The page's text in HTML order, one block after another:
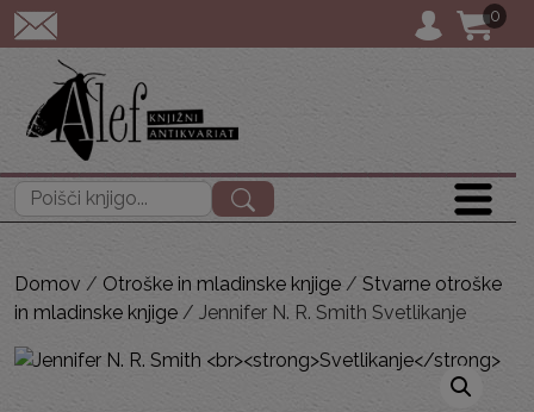
POŠTNINA:0
Išči:
Domov / Otroške in mladinske knjige / Stvarne otroške
in mladinske knjige / Jennifer N. R. Smith Svetlikanje